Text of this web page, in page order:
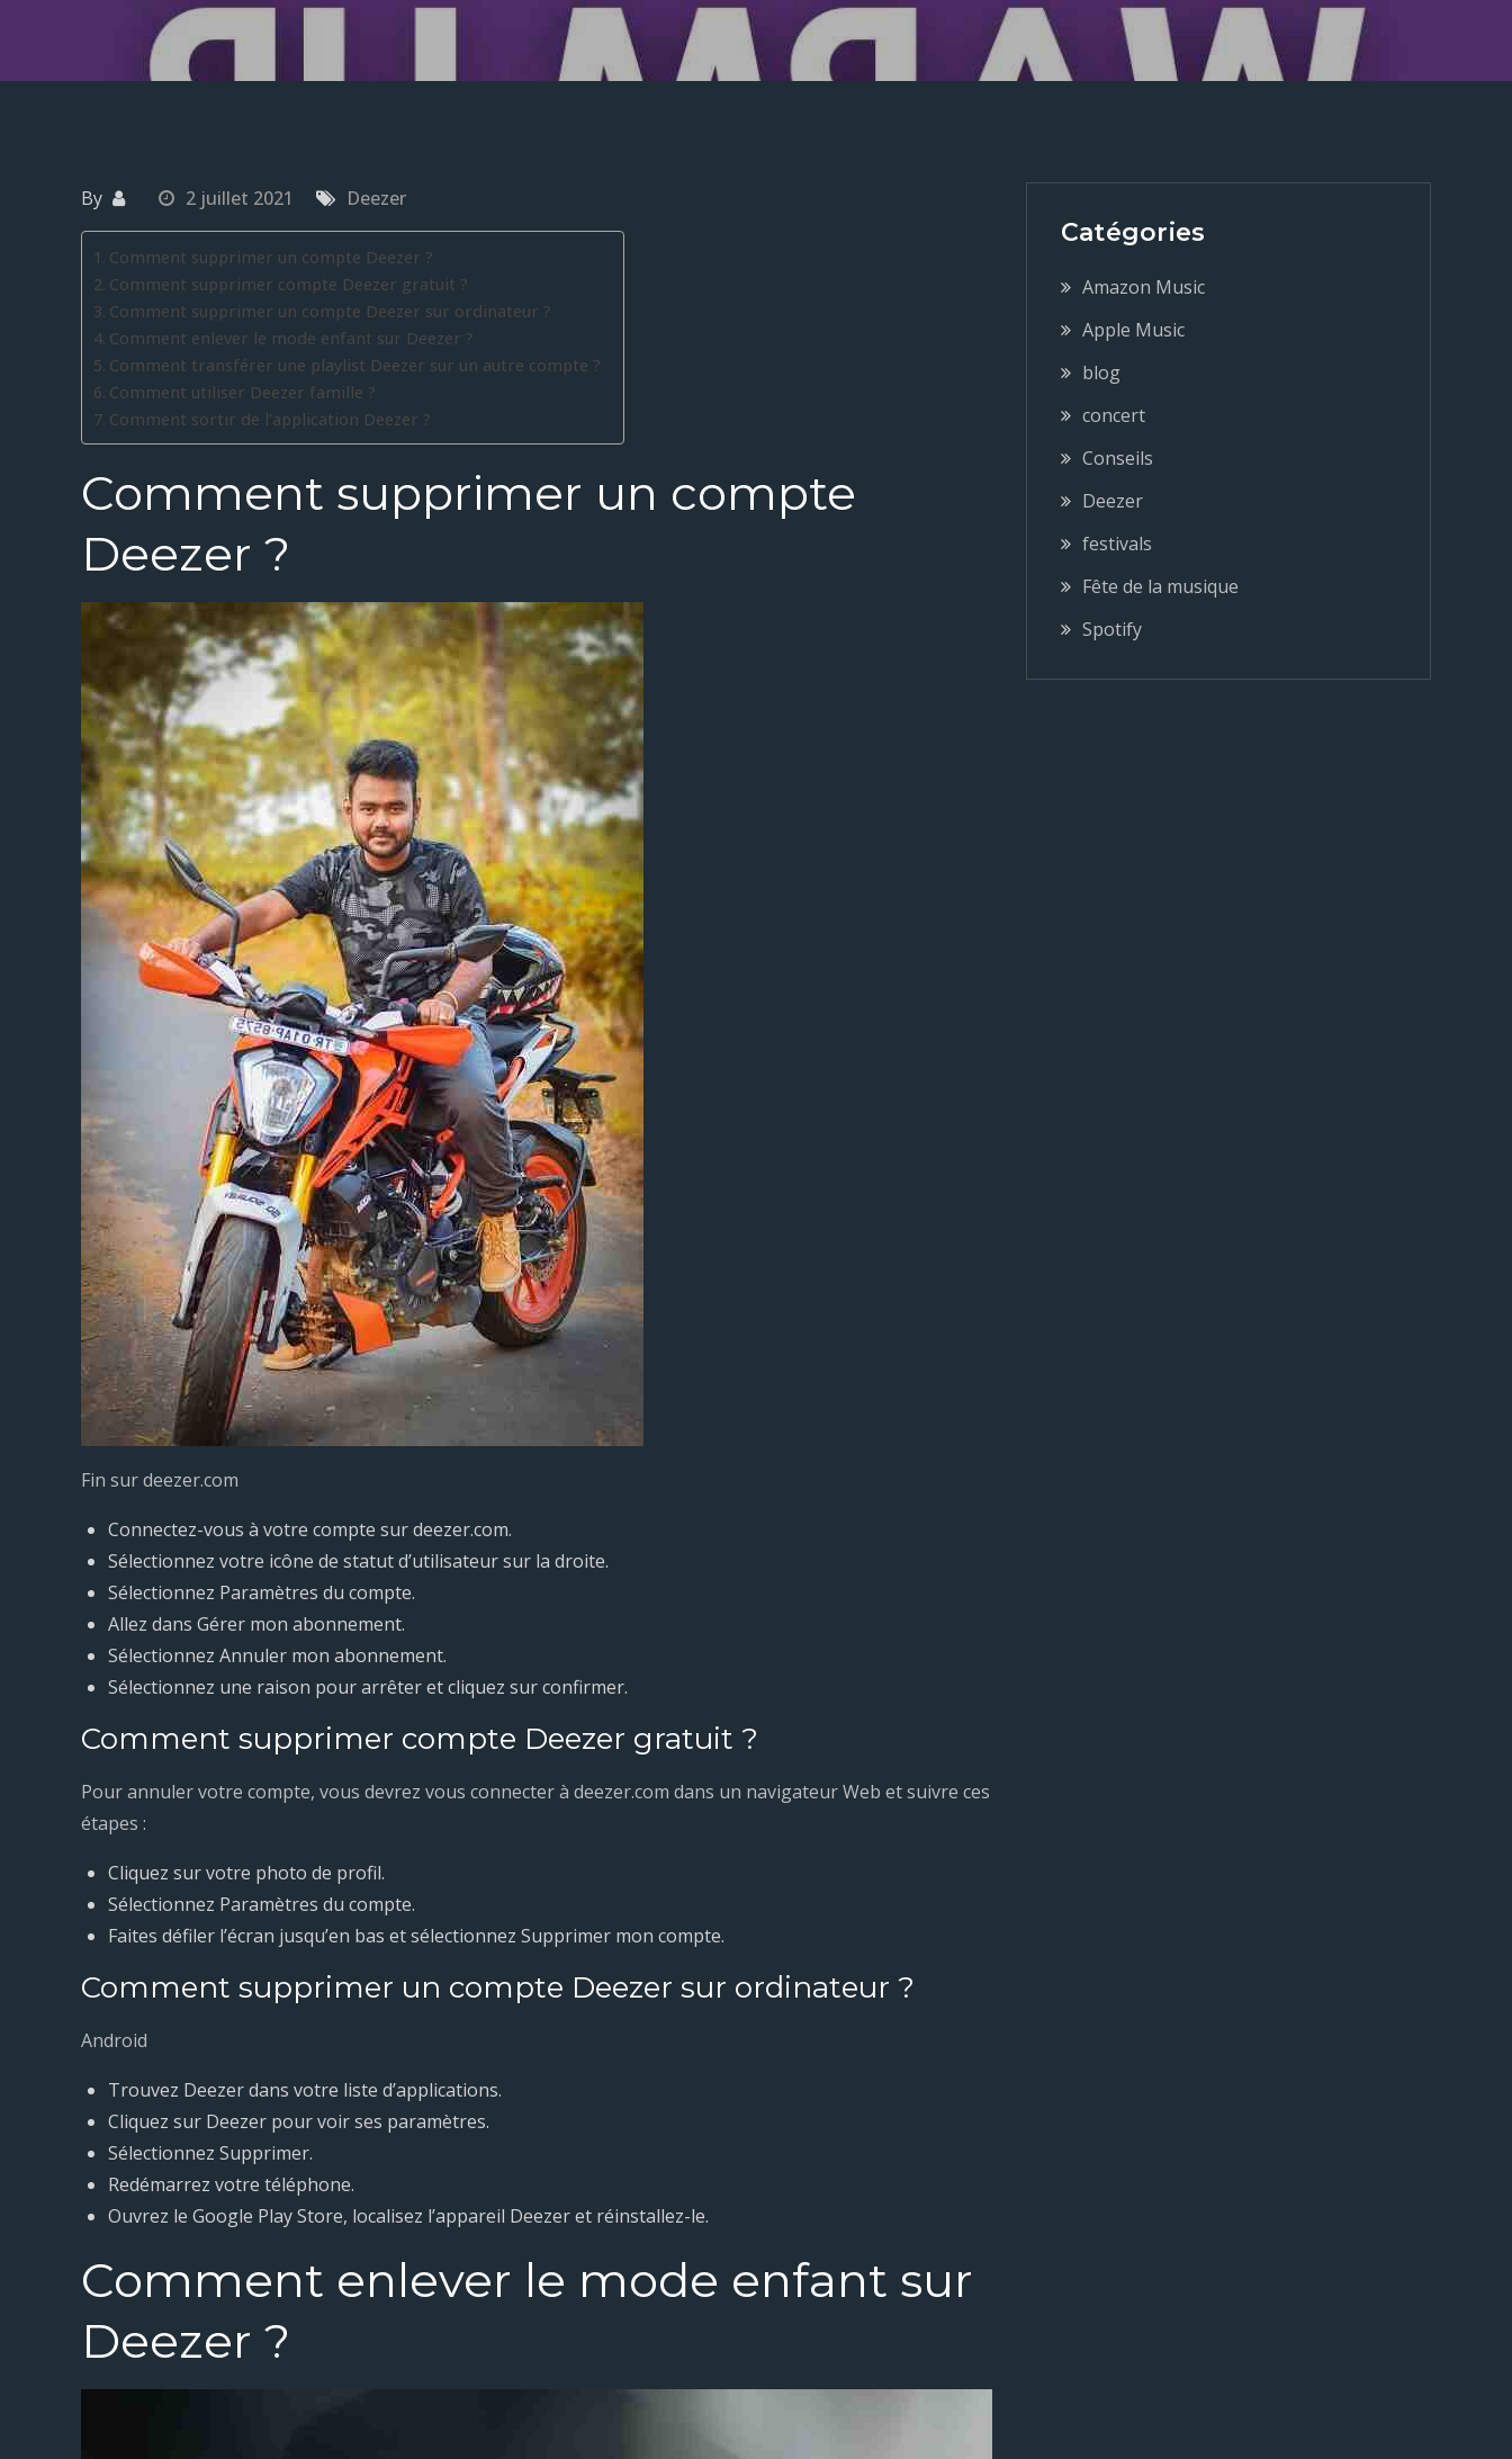
By 2 juillet 2021 Deezer
Comment supprimer un compte Deezer ?
Comment supprimer compte Deezer gratuit ?
Comment supprimer un compte Deezer sur ordinateur ?
Comment enlever le mode enfant sur Deezer ?
Comment transférer une playlist Deezer sur un autre compte ?
Comment utiliser Deezer famille ?
Comment sortir de l’application Deezer ?
Comment supprimer un compte
Deezer ?
Fin sur deezer.com
Connectez-vous à votre compte sur deezer.com.
Sélectionnez votre icône de statut d’utilisateur sur la droite.
Sélectionnez Paramètres du compte.
Allez dans Gérer mon abonnement.
Sélectionnez Annuler mon abonnement.
Sélectionnez une raison pour arrêter et cliquez sur confirmer.
Comment supprimer compte Deezer gratuit ?
Pour annuler votre compte, vous devrez vous connecter à deezer.com dans un navigateur Web et suivre ces
étapes :
Cliquez sur votre photo de profil.
Sélectionnez Paramètres du compte.
Faites défiler l’écran jusqu’en bas et sélectionnez Supprimer mon compte.
Comment supprimer un compte Deezer sur ordinateur ?
Android
Trouvez Deezer dans votre liste d’applications.
Cliquez sur Deezer pour voir ses paramètres.
Sélectionnez Supprimer.
Redémarrez votre téléphone.
Ouvrez le Google Play Store, localisez l’appareil Deezer et réinstallez-le.
Comment enlever le mode enfant sur
Deezer ?
Catégories
Amazon Music
Apple Music
blog
concert
Conseils
Deezer
festivals
Fête de la musique
Spotify